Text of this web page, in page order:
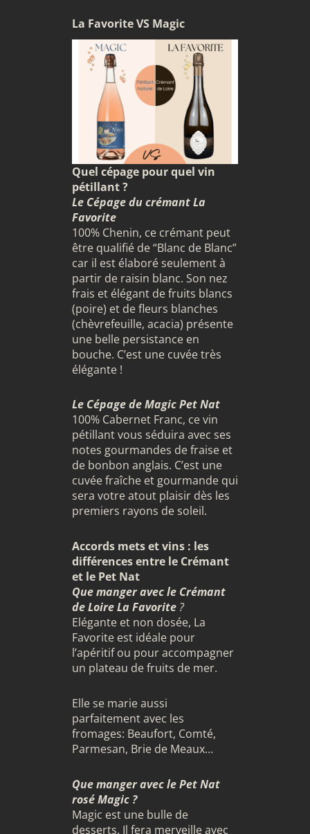
La Favorite VS Magic
Quel cépage pour quel vin
pétillant ?
Le Cépage du crémant La
Favorite
100% Chenin, ce crémant peut
être qualifié de “Blanc de Blanc”
car il est élaboré seulement à
partir de raisin blanc. Son nez
frais et élégant de fruits blancs
(poire) et de fleurs blanches
(chèvrefeuille, acacia) présente
une belle persistance en
bouche. C’est une cuvée très
élégante !
Le Cépage de Magic Pet Nat
100% Cabernet Franc, ce vin
pétillant vous séduira avec ses
notes gourmandes de fraise et
de bonbon anglais. C’est une
cuvée fraîche et gourmande qui
sera votre atout plaisir dès les
premiers rayons de soleil.
Accords mets et vins : les
différences entre le Crémant
et le Pet Nat
Que manger avec le Crémant
de Loire La Favorite ?
Elégante et non dosée, La
Favorite est idéale pour
l’apéritif ou pour accompagner
un plateau de fruits de mer.
Elle se marie aussi
parfaitement avec les
fromages: Beaufort, Comté,
Parmesan, Brie de Meaux…
Que manger avec le Pet Nat
rosé Magic ?
Magic est une bulle de
desserts. Il fera merveille avec